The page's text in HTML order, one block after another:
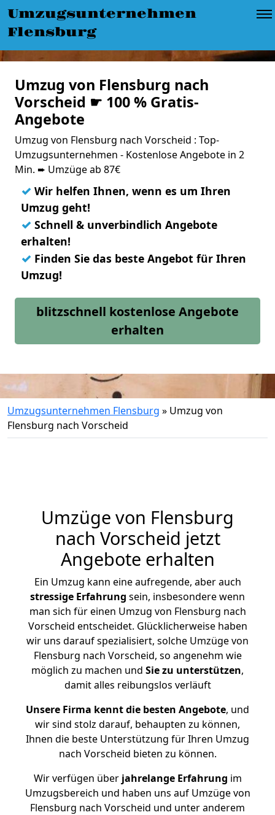
Umzugsunternehmen
Flensburg
Umzug von Flensburg nach
Vorscheid ☛ 100 % Gratis-
Angebote
Umzug von Flensburg nach Vorscheid : Top-
Umzugsunternehmen - Kostenlose Angebote in 2
Min. ➨ Umzüge ab 87€
✓ Wir helfen Ihnen, wenn es um Ihren
Umzug geht!
✓ Schnell & unverbindlich Angebote
erhalten!
✓ Finden Sie das beste Angebot für Ihren
Umzug!
blitzschnell kostenlose Angebote
erhalten
Umzugsunternehmen Flensburg » Umzug von
Flensburg nach Vorscheid
Umzüge von Flensburg
nach Vorscheid jetzt
Angebote erhalten
Ein Umzug kann eine aufregende, aber auch
stressige Erfahrung sein, insbesondere wenn
man sich für einen Umzug von Flensburg nach
Vorscheid entscheidet. Glücklicherweise haben
wir uns darauf spezialisiert, solche Umzüge von
Flensburg nach Vorscheid, so angenehm wie
möglich zu machen und Sie zu unterstützen,
damit alles reibungslos verläuft
Unsere Firma kennt die besten Angebote, und
wir sind stolz darauf, behaupten zu können,
Ihnen die beste Unterstützung für Ihren Umzug
nach Vorscheid bieten zu können.
Wir verfügen überjahrelange Erfahrung im
Umzugsbereich und haben uns auf Umzüge von
Flensburg nach Vorscheid und unter anderem